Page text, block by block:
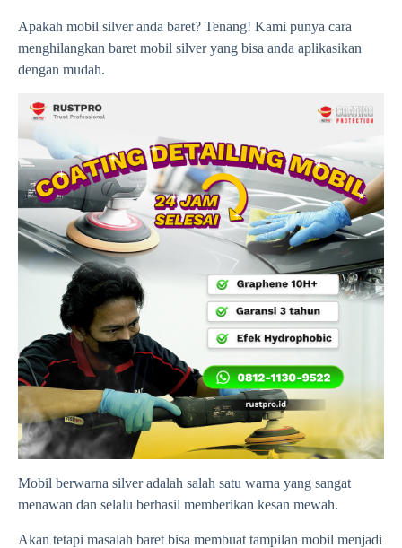
Apakah mobil silver anda baret? Tenang! Kami punya cara
menghilangkan baret mobil silver yang bisa anda aplikasikan
dengan mudah.
Mobil berwarna silver adalah salah satu warna yang sangat
menawan dan selalu berhasil memberikan kesan mewah.
Akan tetapi masalah baret bisa membuat tampilan mobil menjadi